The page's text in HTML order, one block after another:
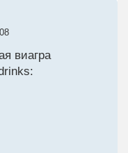
виагра